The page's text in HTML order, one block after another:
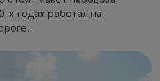
х годах работал на